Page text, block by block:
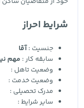
شرایط احراز
جنسیت :آقا
سابقه کار : مهم
وضعیت تاهل :
وضعیت خدمت :
مدرک تحصیلی :
سایر شرایط :